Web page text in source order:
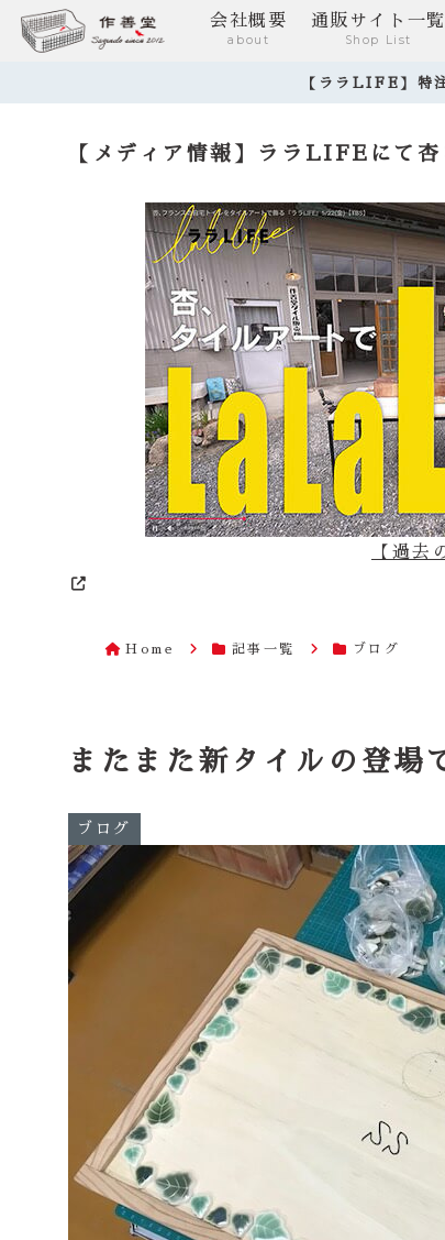
会社概要
about
通販サイト一覧
Shop List
【ララLIFE】特
【メディア情報】ララLIFEにて
【過
Home 記事一覧 ブログ
またまた新タイルの登場
ブログ